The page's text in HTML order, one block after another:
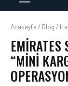
Anasayfa / Blog /
“MINI